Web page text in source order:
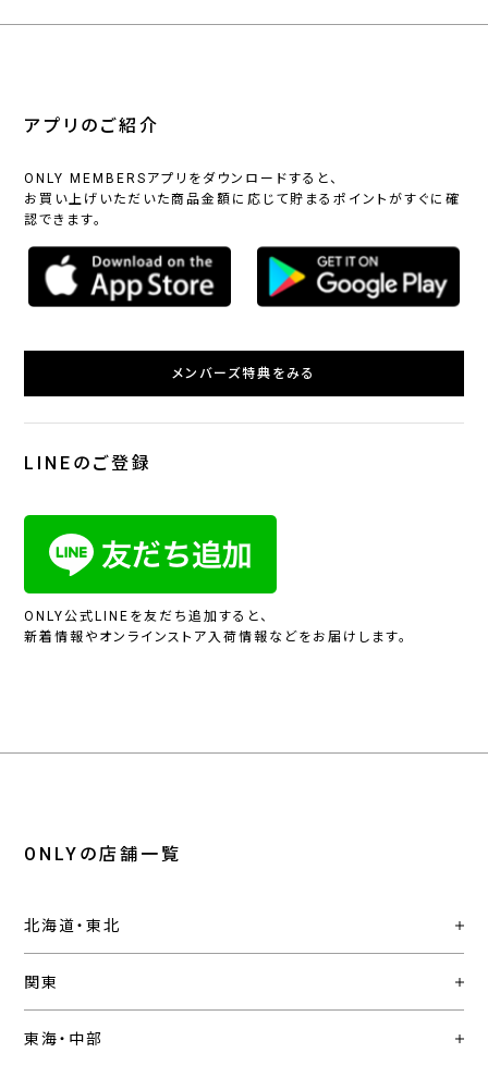
アプリのご紹介
ONLY MEMBERSアプリをダウンロードすると、
お買い上げいただいた商品金額に応じて貯まるポイントがすぐに確
認できます。
メンバーズ特典をみる
LINEのご登録
ONLY公式LINEを友だち追加すると、
新着情報やオンラインストア入荷情報などをお届けします。
ONLYの店舗一覧
北海道・東北
関東
東海・中部